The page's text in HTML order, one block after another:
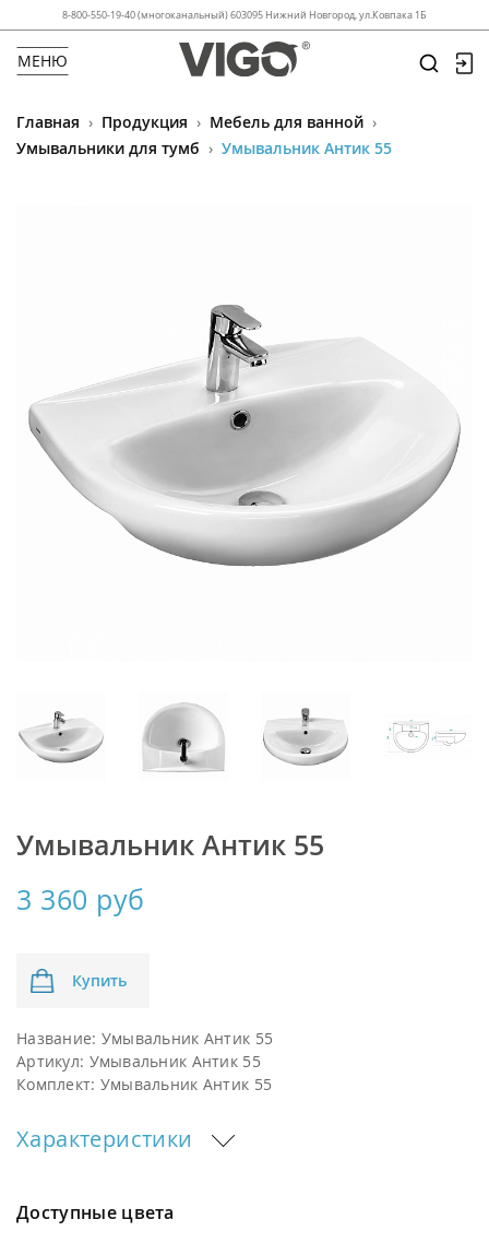
8-800-550-19-40 (многоканальный) 603095 Нижний Новгород, ул.Ковпака 1Б
МЕНЮ
Главная › Продукция › Мебель для ванной ›
Умывальники для тумб › Умывальник Антик 55
Умывальник Антик 55
3 360 руб
Купить
Название: Умывальник Антик 55
Артикул: Умывальник Антик 55
Комплект: Умывальник Антик 55
Характеристики
Доступные цвета